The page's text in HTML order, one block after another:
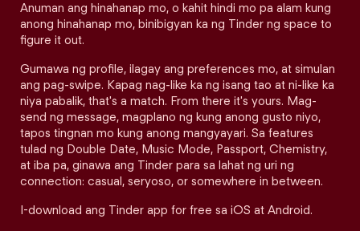
Anuman ang hinahanap mo, o kahit hindi mo pa alam kung
anong hinahanap mo, binibigyan ka ng Tinder ng space to
figure it out.
Gumawa ng profile, ilagay ang preferences mo, at simulan
ang pag-swipe. Kapag nag-like ka ng isang tao at ni-like ka
niya pabalik, that's a match. From there it's yours. Mag-
send ng message, magplano ng kung anong gusto niyo,
tapos tingnan mo kung anong mangyayari. Sa features
tulad ng Double Date, Music Mode, Passport, Chemistry,
at iba pa, ginawa ang Tinder para sa lahat ng uri ng
connection: casual, seryoso, or somewhere in between.
I-download ang Tinder app for free sa iOS at Android.